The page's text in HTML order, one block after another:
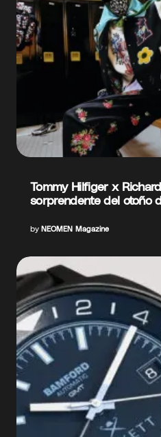
Tommy Hilfiger x
sorprendente del otoño
by NEOMEN Magazine